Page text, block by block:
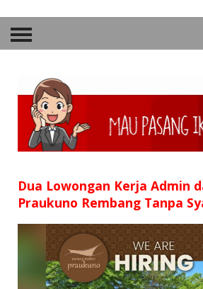
HOME
SMP
D3
Dua Lowongan Kerja Admin
Praukuno Rembang Tanpa